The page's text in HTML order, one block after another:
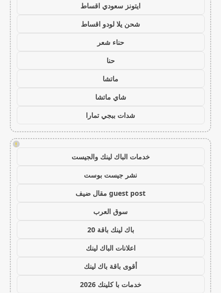
ايتونز سعودي اقساط
شحن يلا لودو اقساط
حناء شعر
حنا
ماتشا
شاي ماتشا
شدات ببجي تمارا
!
خدمات الباك لينك والجيست
نشر جيست بوست
guest post مقال ضيف
سوق العرب
باك لينك باقة 20
اعلانات الباك لينك
أقوى باقة باك لينك
خدمات با كلينك 2026